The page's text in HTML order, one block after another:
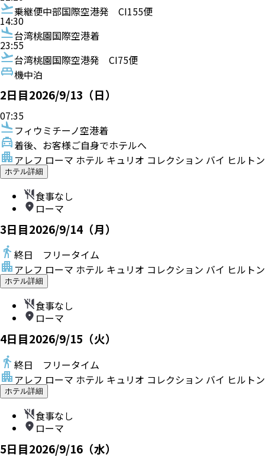
乗継便中部国際空港発 CI155便
14:30
台湾桃園国際空港着
23:55
台湾桃園国際空港発
CI75便
機中泊
2日目2026/9/13（日）
07:35
フィウミチーノ空港着
着後、お客様ご自身でホテルへ
アレフ ローマ ホテル キュリオ コレクション バイ ヒルトン
ホテル詳細
食事なし
ローマ
3日目2026/9/14（月）
終日 フリータイム
アレフ ローマ ホテル キュリオ コレクション バイ ヒルトン
ホテル詳細
食事なし
ローマ
4日目2026/9/15（火）
終日 フリータイム
アレフ ローマ ホテル キュリオ コレクション バイ ヒルトン
ホテル詳細
食事なし
ローマ
5日目2026/9/16（水）